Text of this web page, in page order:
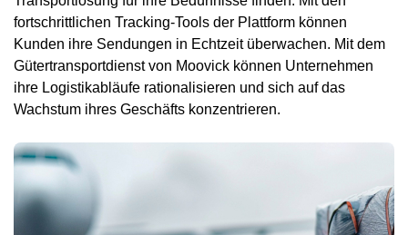
fortschrittlichen Tracking-Tools der Plattform können
Kunden ihre Sendungen in Echtzeit überwachen. Mit dem
Gütertransportdienst von Moovick können Unternehmen
ihre Logistikabläufe rationalisieren und sich auf das
Wachstum ihres Geschäfts konzentrieren.